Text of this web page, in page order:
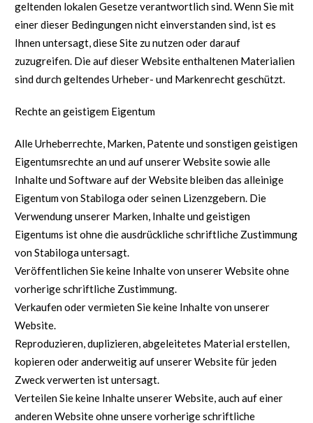
geltenden lokalen Gesetze verantwortlich sind. Wenn Sie mit
einer dieser Bedingungen nicht einverstanden sind, ist es
Ihnen untersagt, diese Site zu nutzen oder darauf
zuzugreifen. Die auf dieser Website enthaltenen Materialien
sind durch geltendes Urheber- und Markenrecht geschützt.
Rechte an geistigem Eigentum
Alle Urheberrechte, Marken, Patente und sonstigen geistigen
Eigentumsrechte an und auf unserer Website sowie alle
Inhalte und Software auf der Website bleiben das alleinige
Eigentum von Stabiloga oder seinen Lizenzgebern. Die
Verwendung unserer Marken, Inhalte und geistigen
Eigentums ist ohne die ausdrückliche schriftliche Zustimmung
von Stabiloga untersagt.
Veröffentlichen Sie keine Inhalte von unserer Website ohne
vorherige schriftliche Zustimmung.
Verkaufen oder vermieten Sie keine Inhalte von unserer
Website.
Reproduzieren, duplizieren, abgeleitetes Material erstellen,
kopieren oder anderweitig auf unserer Website für jeden
Zweck verwerten ist untersagt.
Verteilen Sie keine Inhalte unserer Website, auch auf einer
anderen Website ohne unsere vorherige schriftliche